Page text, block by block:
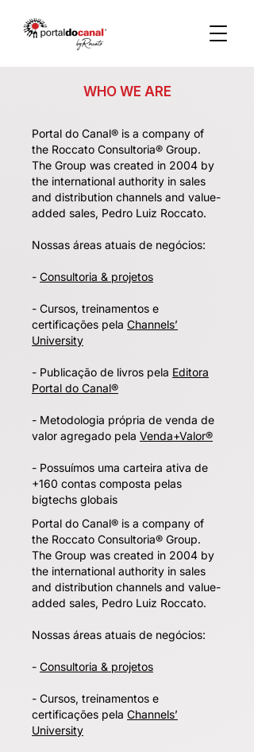
WHO WE ARE
Portal do Canal® is a company of
the Roccato Consultoria® Group.
The Group was created in 2004 by
the international authority in sales
and distribution channels and value-
added sales, Pedro Luiz Roccato.
Nossas áreas atuais de negócios:
- Consultoria & projetos
- Cursos, treinamentos e
certificações pela Channels’
University
​- Publicação de livros pela Editora
Portal do Canal®
- Metodologia própria de venda de
valor agregado pela Venda+Valor®
- Possuímos uma carteira ativa de
+160 contas composta pelas
bigtechs globais
Portal do Canal® is a company of
the Roccato Consultoria® Group.
The Group was created in 2004 by
the international authority in sales
and distribution channels and value-
added sales, Pedro Luiz Roccato.
Nossas áreas atuais de negócios:
- Consultoria & projetos
- Cursos, treinamentos e
certificações pela Channels’
University